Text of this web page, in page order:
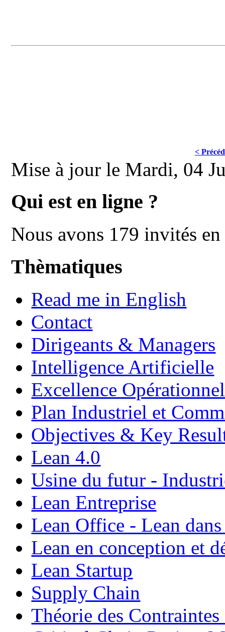
<
Mise à jour le Mardi, 04
Qui est en ligne ?
Nous avons 179 invités
Thèmatiques
Read me in English
Contact
Dirigeants & Managers
Intelligence Artificielle
Excellence
Plan Industriel et
Objectives & Key
Lean 4.0
Usine du futur -
Lean Entreprise
Lean Office - Lean
Lean en conception et
Lean Startup
Supply Chain
Théorie des